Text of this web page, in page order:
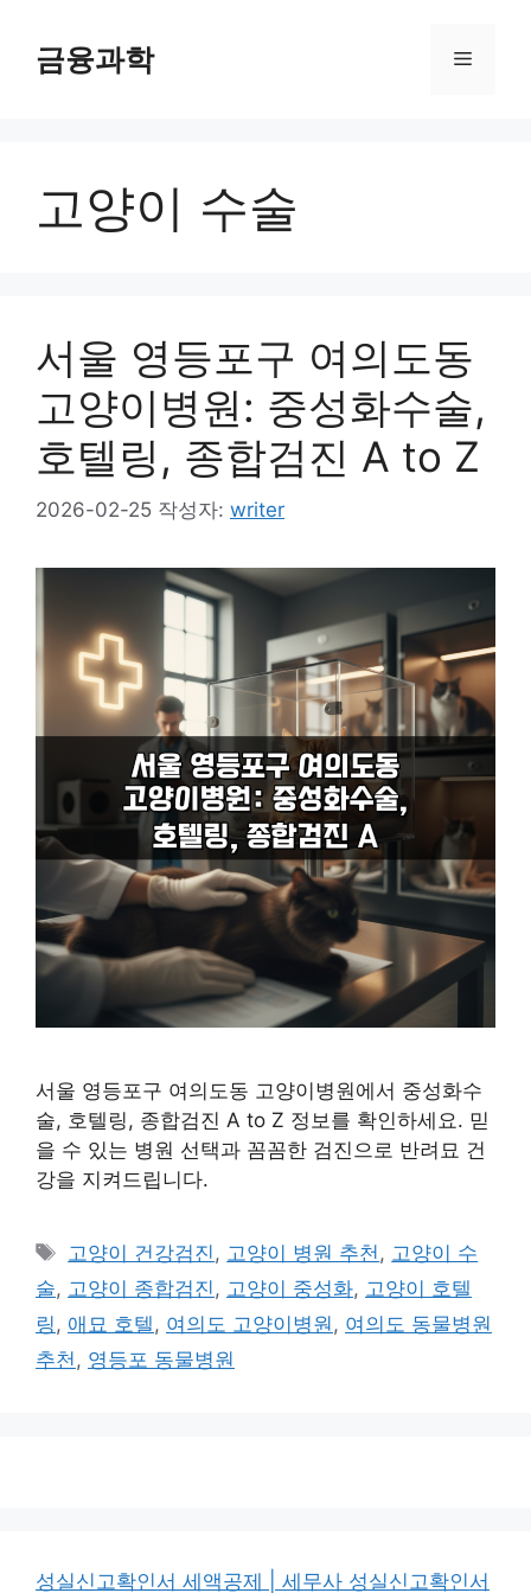
금융과학 메
고양이 수술
서울 영등포구 여의도동
고양이병원: 중성화수술,
호텔링, 종합검진 A to Z
2026-02-25 작성자: writer
서울 영등포구 여의도동 고양이병원에서 중성화수
술, 호텔링, 종합검진 A to Z 정보를 확인하세요. 믿
을 수 있는 병원 선택과 꼼꼼한 검진으로 반려묘 건
강을 지켜드립니다.
태
그
고양이 건강검진 , 고양이 병원 추천 , 고양이 수
술, 고양이 종합검진 , 고양이 중성화, 고양이 호텔
링 , 애묘 호텔 , 여의도 고양이병원 , 여의도 동물병원
추천 , 영등포 동물병원
성실신고확인서 세액공제 | 세무사 성실신고확인서